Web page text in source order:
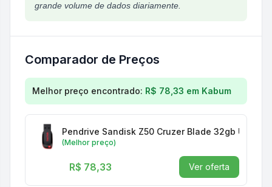
grande volume de dados diariamente.
Comparador de Preços
Comparação de preços paraPendrive Sandisk
Melhor preço encontrado: R$ 78,33 em Kabum
Pendrive Sandisk Z50 Cruzer Blade 32gb Usb
(Melhor preço)
R$ 78,33 Ver oferta